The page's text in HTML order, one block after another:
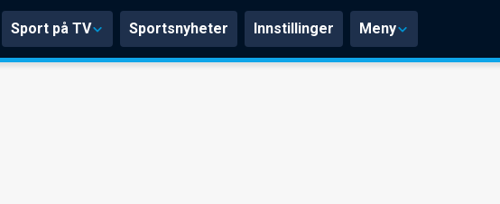
Sport på TV Sportsnyheter Innstillinger Meny